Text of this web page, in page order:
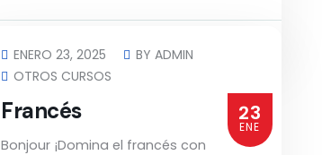
23
ENE
ENERO 23, 2025 BYADMIN
OTROS CURSOS
Francés
Bonjour ¡Domina el francés con